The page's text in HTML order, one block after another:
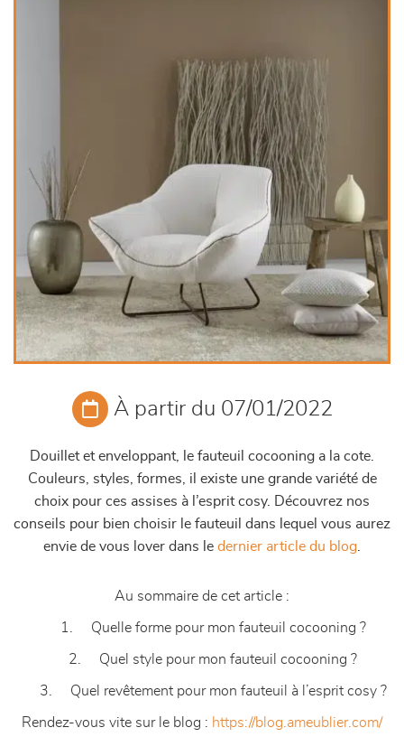
À partir du 07/01/2022
Douillet et enveloppant, le fauteuil cocooning a la cote.
Couleurs, styles, formes, il existe une grande variété de
choix pour ces assises à l’esprit cosy. Découvrez nos
conseils pour bien choisir le fauteuil dans lequel vous aurez
envie de vous lover dans le dernier article du blog
Au sommaire de cet article :
1. Quelle forme pour mon fauteuil cocooning ?
2. Quel style pour mon fauteuil cocooning ?
3. Quel revêtement pour mon fauteuil à l’esprit cosy ?
Rendez-vous vite sur le blog : https://blog.ameublier.com/